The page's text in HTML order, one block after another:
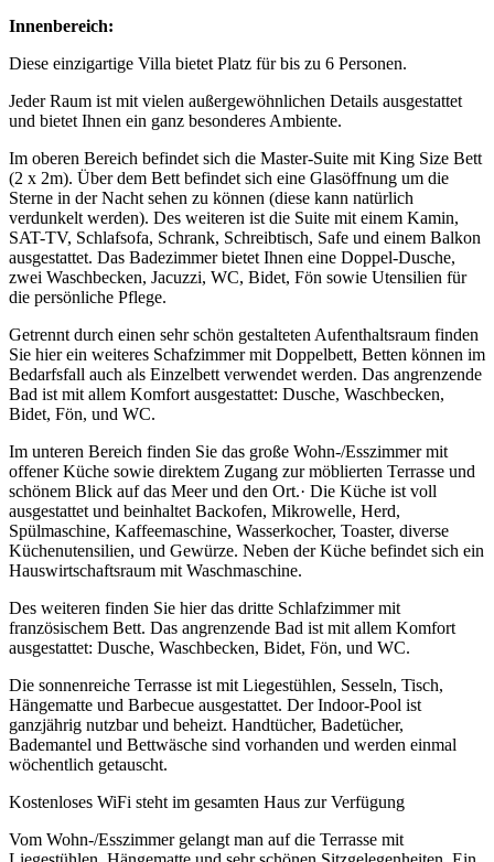
Innenbereich:
Diese einzigartige Villa bietet Platz für bis zu 6 Personen.
Jeder Raum ist mit vielen außergewöhnlichen Details ausgestattet
und bietet Ihnen ein ganz besonderes Ambiente.
Im oberen Bereich befindet sich die Master-Suite mit King Size Bett
(2 x 2m). Über dem Bett befindet sich eine Glasöffnung um die
Sterne in der Nacht sehen zu können (diese kann natürlich
verdunkelt werden). Des weiteren ist die Suite mit einem Kamin,
SAT-TV, Schlafsofa, Schrank, Schreibtisch, Safe und einem Balkon
ausgestattet. Das Badezimmer bietet Ihnen eine Doppel-Dusche,
zwei Waschbecken, Jacuzzi, WC, Bidet, Fön sowie Utensilien für
die persönliche Pflege.
Getrennt durch einen sehr schön gestalteten Aufenthaltsraum finden
Sie hier ein weiteres Schafzimmer mit Doppelbett, Betten können im
Bedarfsfall auch als Einzelbett verwendet werden. Das angrenzende
Bad ist mit allem Komfort ausgestattet: Dusche, Waschbecken,
Bidet, Fön, und WC.
Im unteren Bereich finden Sie das große Wohn-/Esszimmer mit
offener Küche sowie direktem Zugang zur möblierten Terrasse und
schönem Blick auf das Meer und den Ort.· Die Küche ist voll
ausgestattet und beinhaltet Backofen, Mikrowelle, Herd,
Spülmaschine, Kaffeemaschine, Wasserkocher, Toaster, diverse
Küchenutensilien, und Gewürze. Neben der Küche befindet sich ein
Hauswirtschaftsraum mit Waschmaschine.
Des weiteren finden Sie hier das dritte Schlafzimmer mit
französischem Bett. Das angrenzende Bad ist mit allem Komfort
ausgestattet: Dusche, Waschbecken, Bidet, Fön, und WC.
Die sonnenreiche Terrasse ist mit Liegestühlen, Sesseln, Tisch,
Hängematte und Barbecue ausgestattet. Der Indoor-Pool ist
ganzjährig nutzbar und beheizt. Handtücher, Badetücher,
Bademantel und Bettwäsche sind vorhanden und werden einmal
wöchentlich getauscht.
Kostenloses WiFi steht im gesamten Haus zur Verfügung
Vom Wohn-/Esszimmer gelangt man auf die Terrasse mit